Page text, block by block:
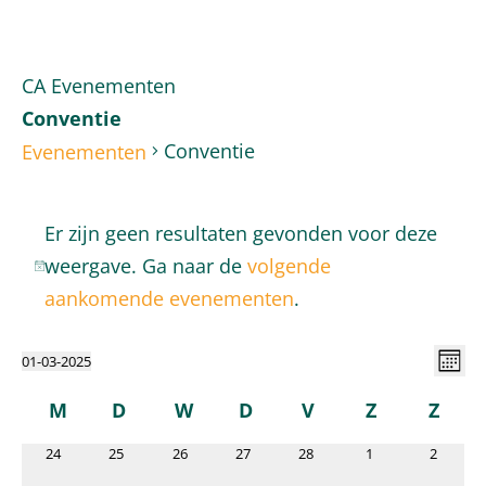
CA Evenementen
Conventie
Evenementen
Conventie
Evenementen
Bericht
Er zijn geen resultaten gevonden voor deze
weergave. Ga naar de volgende
aankomende evenementen.
Maand
01-03-2025
een
datum.
Kalender
M
maandag
D
dinsdag
W
woensdag
D
donderdag
V
vrijdag
Z
zaterdag
Z
0
24
0
25
0
26
0
27
0
28
01
0
2